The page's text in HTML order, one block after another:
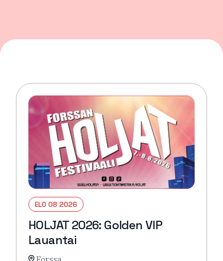
ELO 08 2026
HOLJAT 2026: Golden VIP
Lauantai